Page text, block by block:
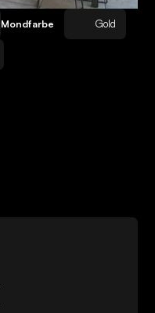
Mondfarbe Gold